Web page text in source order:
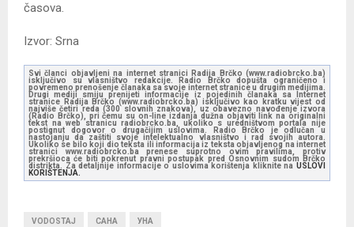
časova.
Izvor: Srna
Svi članci objavljeni na internet stranici Radija Brčko (www.radiobrcko.ba)
isključivo su vlasništvo redakcije. Radio Brčko dopušta ograničeno i
povremeno prenošenje članaka sa svoje internet stranice u drugim medijima.
Drugi mediji smiju prenijeti informacije iz pojedinih članaka sa Internet
stranice Radija Brčko (www.radiobrcko.ba) isključivo kao kratku vijest od
najviše četiri reda (300 slovnih znakova), uz obavezno navođenje izvora
(Radio Brčko), pri čemu su on-line izdanja dužna objaviti link na originalni
tekst na web stranicu radiobrcko.ba, ukoliko s uredništvom portala nije
postignut dogovor o drugačijim uslovima. Radio Brčko je odlučan u
nastojanju da zaštiti svoje intelektualno vlasništvo i rad svojih autora.
Ukoliko se bilo koji dio teksta ili informacija iz teksta objavljenog na internet
stranici www.radiobrcko.ba prenese suprotno ovim pravilima, protiv
prekršioca će biti pokrenut pravni postupak pred Osnovnim sudom Brčko
distrikta. Za detaljnije informacije o uslovima korištenja kliknite na USLOVI
KORIŠTENJA.
VODOSTAJ САНА УНА